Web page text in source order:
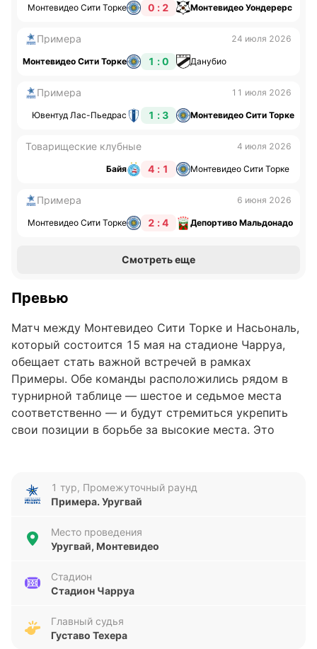
Монтевидео Сити Торке 0 : 2 Монтевидео Уондерерс
Примера 24 июля 2026
Монтевидео Сити Торке 1 : 0 Данубио
Примера 11 июля 2026
Ювентуд Лас-Пьедрас 1 : 3 Монтевидео Сити Торке
Товарищеские клубные 4 июля 2026
Байя 4 : 1 Монтевидео Сити Торке
Примера 6 июня 2026
Монтевидео Сити Торке 2 : 4 Депортиво Мальдонадо
Смотреть еще
Превью
Матч между Монтевидео Сити Торке и Насьональ,
который состоится 15 мая на стадионе Чарруа,
обещает стать важной встречей в рамках
Примеры. Обе команды расположились рядом в
турнирной таблице — шестое и седьмое места
соответственно — и будут стремиться укрепить
свои позиции в борьбе за высокие места. Это
Анализ формы команд
стабильность в последних пяти матчах, одержав
время команда забила 9 голов и пропустила 5, что
говорит о достаточно сбалансированной игре в
трудности: после одной победы последовали
четыре поражения подряд. При этом команда
1 тур, Промежуточный раунд
Примера. Уругвай
Место проведения
Уругвай, Монтевидео
Стадион
Стадион Чарруа
Главный судья
Густаво Техера